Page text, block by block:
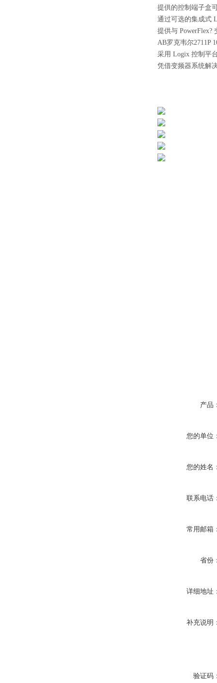
提供的控制端子盒
通过可选的集成式
提供与 PowerFlex?
AB罗克韦尔2711P
采用 Logix 控制平
凭借变频器系统解
产品
您的单位
您的姓名
联系电话
常用邮箱
省份
详细地址
补充说明
验证码